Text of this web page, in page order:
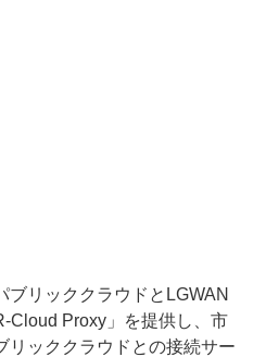
リッククラウドとLGWAN
Cloud Proxy」を提供し、市
リッククラウドとの接続サー